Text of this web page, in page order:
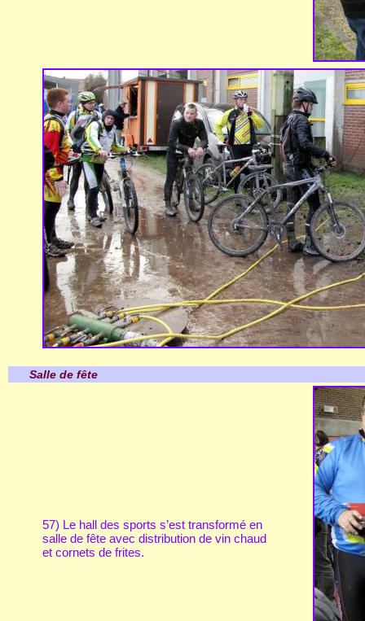
Salle de fête
57) Le hall des sports s’est transformé en
salle de fête avec distribution de vin chaud
et cornets de frites.